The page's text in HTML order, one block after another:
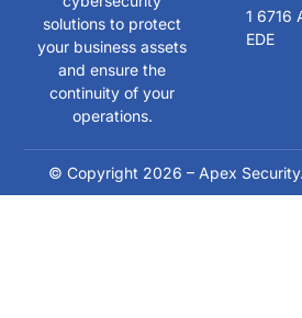
solutions to protect
your business assets
and ensure the
continuity of your
operations.
1 6716
EDE
© Copyright 2026 – Apex